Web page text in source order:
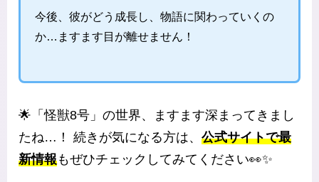
今後、彼がどう成長し、物語に関わっていくの
か…ますます目が離せません！
🌟「怪獣8号」の世界、ますます深まってきまし
たね…！ 続きが気になる方は、 公式サイトで最
新情報もぜひチェックしてみてください👀✨